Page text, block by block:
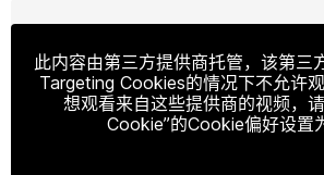
此内容由第三方提供商托管，该第三
Targeting Cookies的情况下不允许
想观看来自这些提供商的视频，
Cookie”的Cookie偏好设置为